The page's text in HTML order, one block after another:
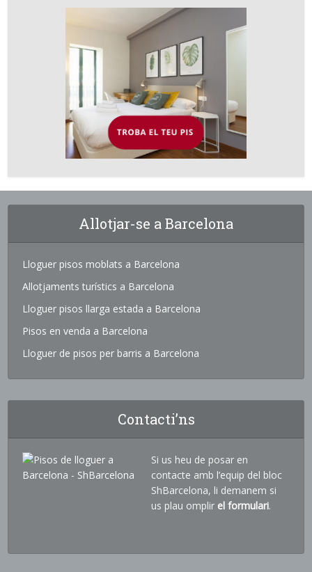
Allotjar-se a Barcelona
Lloguer pisos moblats a Barcelona
Allotjaments turístics a Barcelona
Lloguer pisos llarga estada a Barcelona
Pisos en venda a Barcelona
Lloguer de pisos per barris a Barcelona
Contacti’ns
Si us heu de posar en
contacte amb l’equip del bloc
ShBarcelona, li demanem si
us plau omplir el formulari.